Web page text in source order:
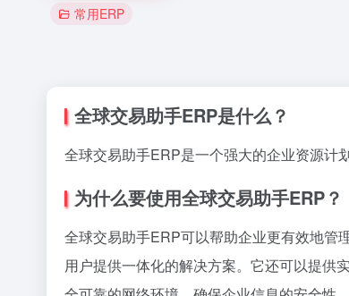
常用ERP
全球交易助手ERP是什么？
全球交易助手ERP是一个强大的企业资源计
为什么要使用全球交易助手ERP？
全球交易助手ERP可以帮助企业更有效地管
用户提供一体化的解决方案。它还可以提供